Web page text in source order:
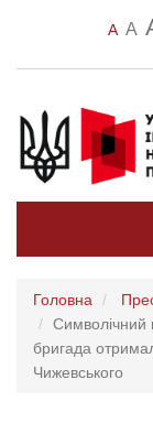
A A
Головна
Символічний
бригада
Чижевського